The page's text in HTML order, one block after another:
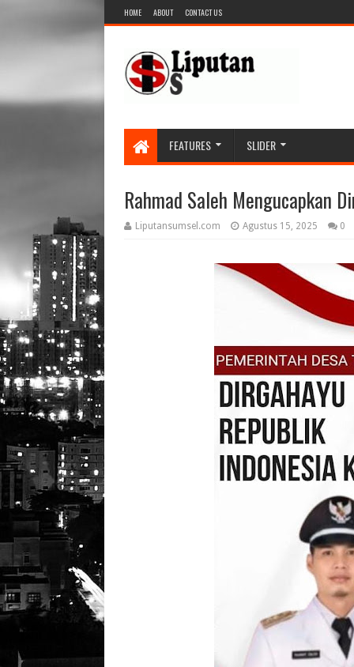
HOME ABOUT CONTACT US
FEATURES SLIDER
Rahmad Saleh Mengucapkan
Liputansumsel.com Agustus 15, 2025 0